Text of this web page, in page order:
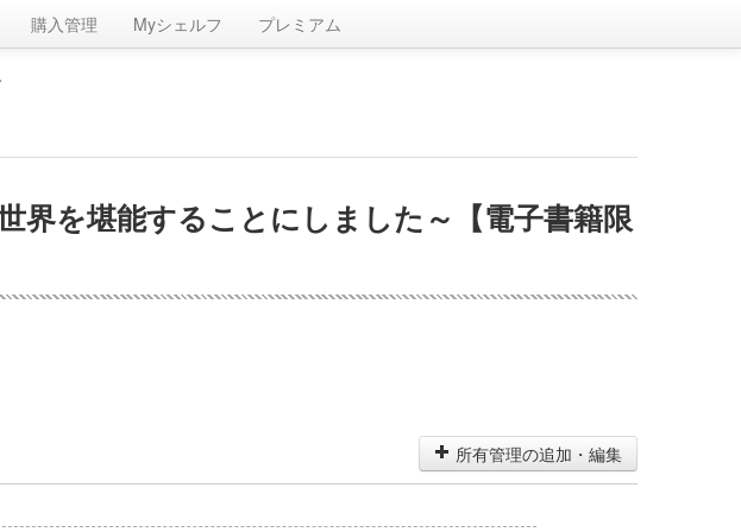
購入管理 Myシェルフ プレミアム
界を堪能することにしました～【電子書籍限
所有管理の追加・編集